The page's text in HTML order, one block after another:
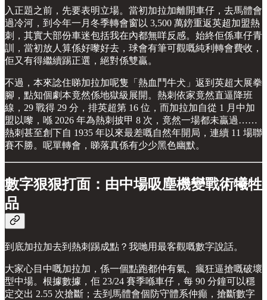
入正題之前，先要表明立場。當初加拉加離開車仔，去馬體會
過冷河，到今年一月冬季轉會窗以 3,500 萬鎊重返英超加盟熱
刺，其實大部份車迷包括我在內都無咩反感。始終佢係車仔青
訓，當初放人算係好嚟好去，球會有筆可觀嘅純利轉會費收，
佢又有得繼續踢正選，絕對係雙贏。
不過，本來諗住睇加拉加呢隻「熱血鬥牛犬」返到英超大展拳
腳，點知個劇本竟然係地獄級展開。熱刺依家竟然直逼降班
線，29 戰得 29 分，排英超第 16 位，而加拉加自從 1 月中加
盟以嚟，喺 2026 年為熱刺披甲 8 次，竟然一場都未贏過……
熱刺甚至創下自 1935 年以來最差嘅自然年開局，連續 11 場聯
賽不勝。呢單轉會，睇落真係有少少黑色幽默。
數字狠狠打面：由中場吸塵機變戰術犧牲
品
到底加拉加去到熱刺踢成點？我哋用最客觀嘅數字說話。
大家心目中嘅加拉加，係一個點跑都仲有氣、瘋狂逼搶嘅破壞
型中場。根據數據，佢 23/24 賽季喺車仔，每 90 分鐘可以穩
定交出 2.55 次搶斷；去到馬體會個防守體系仲癲，搶斷數字